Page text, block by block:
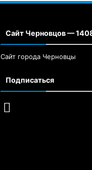
Сайт Черновцов —
Сайт города Черновцы
Подписаться